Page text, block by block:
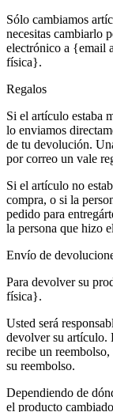
Sólo cambiamos
necesitas cambiarlo
electrónico a {email
física}.
Regalos
Si el artículo estaba
lo enviamos
de tu devolución.
por correo un vale
Si el artículo no
compra, o si la
pedido para
la persona que hizo
Envío de
Para devolver su
física}.
Usted será
devolver su artículo.
recibe un
su reembolso.
Dependiendo de
el producto